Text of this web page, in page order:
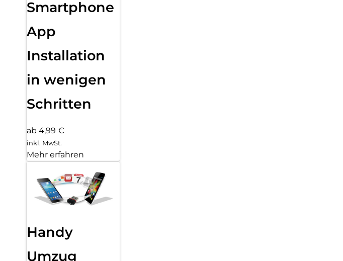
Smartphone
App
Installation
in wenigen
Schritten
ab 4,99 €
inkl. MwSt.
Mehr erfahren
Handy
Umzug